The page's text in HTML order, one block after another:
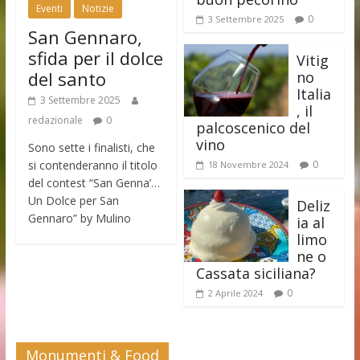
Eventi Notizie
San Gennaro,
sfida per il dolce
del santo
3 Settembre 2025
redazionale
0
Sono sette i finalisti, che
si contenderanno il titolo
del contest “San Genna’…
Un Dolce per San
Gennaro” by Mulino
3 Settembre 2025 0
Vitig
no
Italia
, il
palcoscenico del
vino
18 Novembre 2024 0
Deliz
ia al
limo
ne o
Cassata siciliana?
2 Aprile 2024 0
Monumenti & Food